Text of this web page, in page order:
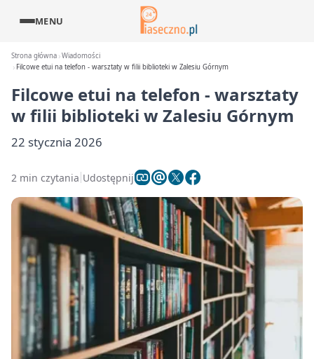
MENU
Strona główna Wiadomości
Filcowe etui na telefon - warsztaty w filii biblioteki w Zalesiu Górnym
Filcowe etui na telefon - warsztaty
w filii biblioteki w Zalesiu Górnym
22 stycznia 2026
2 min czytania Udostępnij